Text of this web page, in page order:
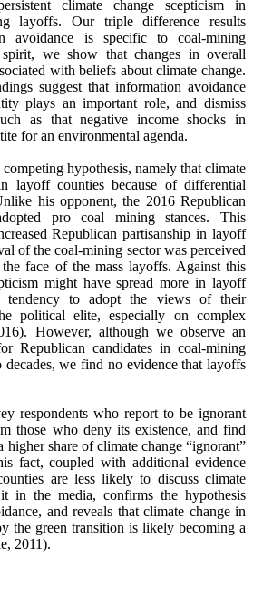
climate change scepticism in
layoffs. Our triple difference results
avoidance is specific to coal-mining
we show that changes in overall
with beliefs about climate change.
suggest that information avoidance
plays an important role, and dismiss
as that negative income shocks in
for an environmental agenda.
hypothesis, namely that climate
layoff counties because of differential
his opponent, the 2016 Republican
pro coal mining stances. This
Republican partisanship in layoff
of the coal-mining sector was perceived
face of the mass layoffs. Against this
might have spread more in layoff
tendency to adopt the views of their
political elite, especially on complex
However, although we observe an
Republican candidates in coal-mining
we find no evidence that layoffs
respondents who report to be ignorant
those who deny its existence, and find
higher share of climate change “ignorant”
fact, coupled with additional evidence
are less likely to discuss climate
in the media, confirms the hypothesis
and reveals that climate change in
the green transition is likely becoming a
2011).